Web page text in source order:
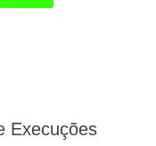
Execuções